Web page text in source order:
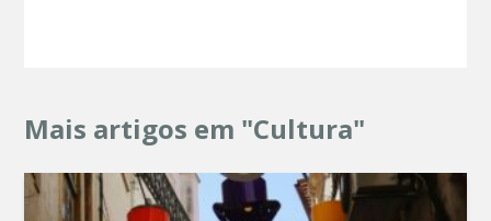
Mais artigos em "Cultura"